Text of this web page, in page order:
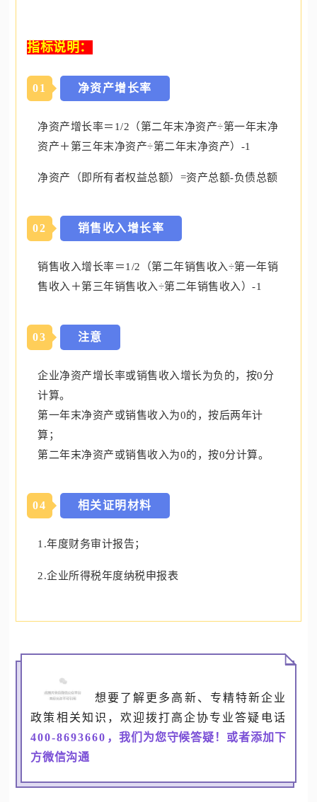
指标说明：
01 净资产增长率
净资产增长率＝1/2（第二年末净资产÷第一年末净
资产＋第三年末净资产÷第二年末净资产）-1
净资产（即所有者权益总额）=资产总额-负债总额
02 销售收入增长率
销售收入增长率＝1/2（第二年销售收入÷第一年销
售收入＋第三年销售收入÷第二年销售收入）-1
03 注意
企业净资产增长率或销售收入增长为负的，按0分
计算。
第一年末净资产或销售收入为0的，按后两年计
算；
第二年末净资产或销售收入为0的，按0分计算。
04 相关证明材料
1.年度财务审计报告；
2.企业所得税年度纳税申报表
想要了解更多高新、专精特新企业
政策相关知识， 欢迎拨打高企协专业答疑电话
400-8693660 ， 我们为您守候答疑！或者添加下
方微信沟通